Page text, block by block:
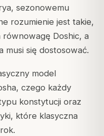
sezonowemu
rozumienie jest takie,
równowagę Doshic, a
musi się dostosować.
model
czego każdy
konstytucji oraz
które klasyczna